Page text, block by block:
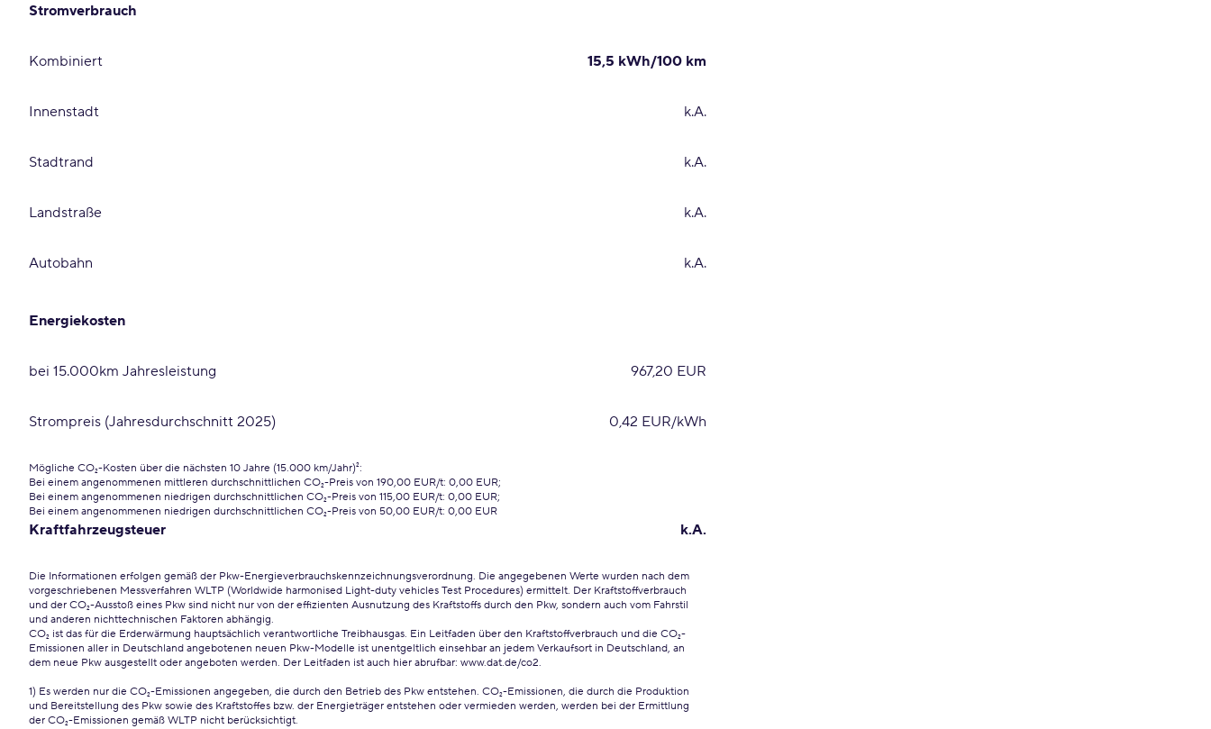
Stromverbrauch
Kombiniert 15,5 kWh/100 km
Innenstadt k.A.
Stadtrand k.A.
Landstraße k.A.
Autobahn k.A.
Energiekosten
bei 15.000km Jahresleistung 967,20 EUR
Strompreis (Jahresdurchschnitt 2025) 0,42 EUR/kWh
Mögliche CO₂-Kosten über die nächsten 10 Jahre (15.000 km/Jahr)²:
Bei einem angenommenen mittleren durchschnittlichen CO₂-Preis von 190,00 EUR/t: 0,00 EUR;
Bei einem angenommenen niedrigen durchschnittlichen CO₂-Preis von 115,00 EUR/t: 0,00 EUR;
Bei einem angenommenen niedrigen durchschnittlichen CO₂-Preis von 50,00 EUR/t: 0,00 EUR
Kraftfahrzeugsteuer k.A.
Die Informationen erfolgen gemäß der Pkw-Energieverbrauchskennzeichnungsverordnung. Die angegebenen Werte wurden nach dem
vorgeschriebenen Messverfahren WLTP (Worldwide harmonised Light-duty vehicles Test Procedures) ermittelt. Der Kraftstoffverbrauch
und der CO₂-Ausstoß eines Pkw sind nicht nur von der effizienten Ausnutzung des Kraftstoffs durch den Pkw, sondern auch vom Fahrstil
und anderen nichttechnischen Faktoren abhängig.
CO₂ ist das für die Erderwärmung hauptsächlich verantwortliche Treibhausgas. Ein Leitfaden über den Kraftstoffverbrauch und die CO₂-
Emissionen aller in Deutschland angebotenen neuen Pkw-Modelle ist unentgeltlich einsehbar an jedem Verkaufsort in Deutschland, an
dem neue Pkw ausgestellt oder angeboten werden. Der Leitfaden ist auch hier abrufbar: www.dat.de/co2.
1) Es werden nur die CO₂-Emissionen angegeben, die durch den Betrieb des Pkw entstehen. CO₂-Emissionen, die durch die Produktion
und Bereitstellung des Pkw sowie des Kraftstoffes bzw. der Energieträger entstehen oder vermieden werden, werden bei der Ermittlung
der CO₂-Emissionen gemäß WLTP nicht berücksichtigt.